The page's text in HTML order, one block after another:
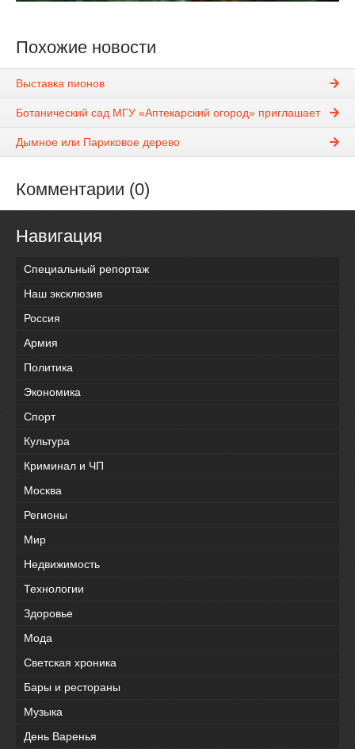
Похожие новости
Выставка пионов
Ботанический сад МГУ «Аптекарский огород» приглашает
Дымное или Париковое дерево
Комментарии (0)
Навигация
Специальный репортаж
Наш эксклюзив
Россия
Армия
Политика
Экономика
Спорт
Культура
Криминал и ЧП
Москва
Регионы
Мир
Недвижимость
Технологии
Здоровье
Мода
Светская хроника
Бары и рестораны
Музыка
День Варенья